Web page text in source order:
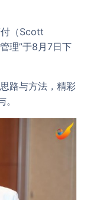
（Scott
理”于8月7日下
路与方法，精彩